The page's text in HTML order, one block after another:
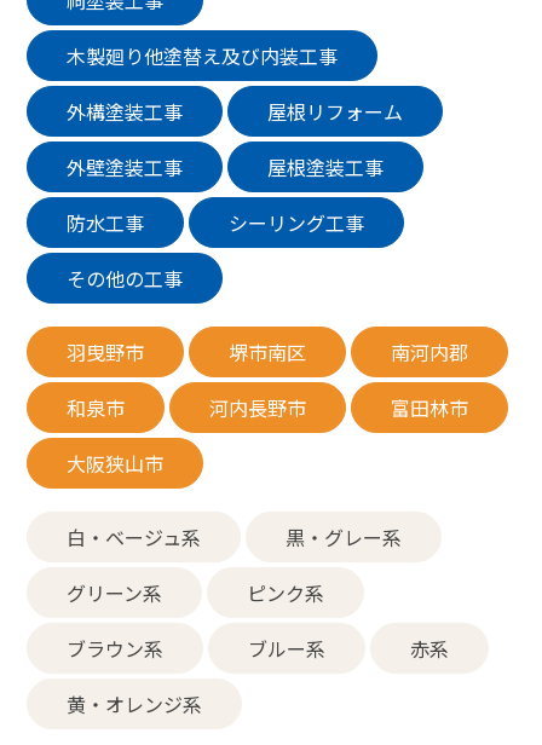
木製廻り他塗替え及び内装工事
外構塗装工事
屋根リフォーム
外壁塗装工事
屋根塗装工事
防水工事
シーリング工事
その他の工事
羽曳野市 堺市南区
南河内郡
和泉市
河内長野市
富田林市
大阪狭山市
白・ベージュ系
黒・グレー系
グリーン系
ピンク系
ブラウン系
ブルー系
赤系
黄・オレンジ系